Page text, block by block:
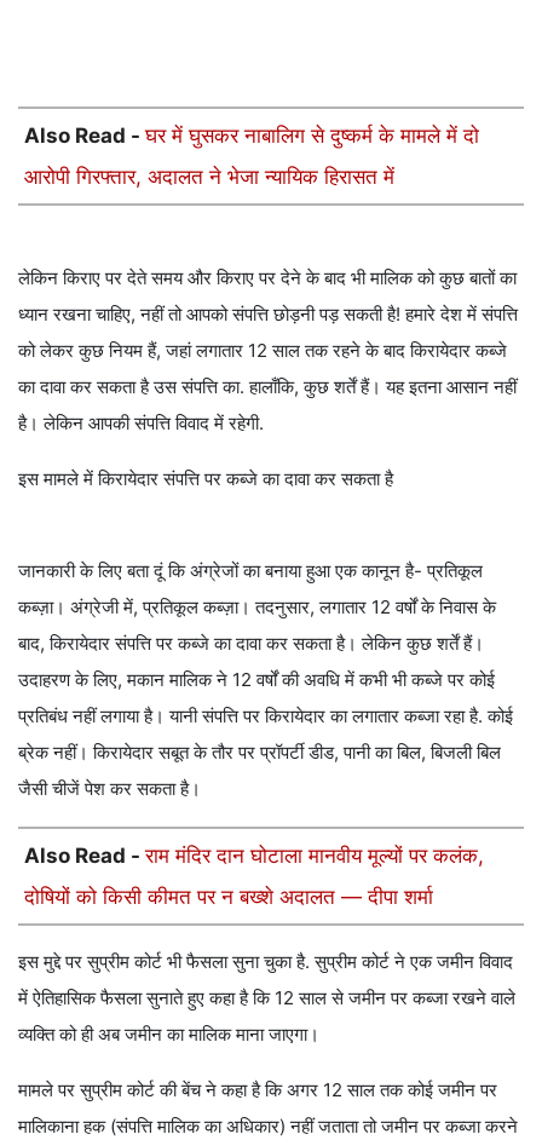
Also Read -घर में घुसकर नाबालिग से दुष्कर्म के मामले में दो
आरोपी गिरफ्तार, अदालत ने भेजा न्यायिक हिरासत में
लेकिन किराए पर देते समय और किराए पर देने के बाद भी मालिक को कुछ बातों का
ध्यान रखना चाहिए, नहीं तो आपको संपत्ति छोड़नी पड़ सकती है! हमारे देश में संपत्ति
को लेकर कुछ नियम हैं, जहां लगातार 12 साल तक रहने के बाद किरायेदार कब्जे
का दावा कर सकता है उस संपत्ति का. हालाँकि, कुछ शर्तें हैं। यह इतना आसान नहीं
है। लेकिन आपकी संपत्ति विवाद में रहेगी.
इस मामले में किरायेदार संपत्ति पर कब्जे का दावा कर सकता है
जानकारी के लिए बता दूं कि अंग्रेजों का बनाया हुआ एक कानून है- प्रतिकूल
कब्ज़ा। अंग्रेजी में, प्रतिकूल कब्ज़ा। तदनुसार, लगातार 12 वर्षों के निवास के
बाद, किरायेदार संपत्ति पर कब्जे का दावा कर सकता है। लेकिन कुछ शर्तें हैं।
उदाहरण के लिए, मकान मालिक ने 12 वर्षों की अवधि में कभी भी कब्जे पर कोई
प्रतिबंध नहीं लगाया है। यानी संपत्ति पर किरायेदार का लगातार कब्जा रहा है. कोई
ब्रेक नहीं। किरायेदार सबूत के तौर पर प्रॉपर्टी डीड, पानी का बिल, बिजली बिल
जैसी चीजें पेश कर सकता है।
Also Read -राम मंदिर दान घोटाला मानवीय मूल्यों पर कलंक,
दोषियों को किसी कीमत पर न बख्शे अदालत — दीपा शर्मा
इस मुद्दे पर सुप्रीम कोर्ट भी फैसला सुना चुका है. सुप्रीम कोर्ट ने एक जमीन विवाद
में ऐतिहासिक फैसला सुनाते हुए कहा है कि 12 साल से जमीन पर कब्जा रखने वाले
व्यक्ति को ही अब जमीन का मालिक माना जाएगा।
मामले पर सुप्रीम कोर्ट की बेंच ने कहा है कि अगर 12 साल तक कोई जमीन पर
मालिकाना हक (संपत्ति मालिक का अधिकार) नहीं जताता तो जमीन पर कब्जा करने